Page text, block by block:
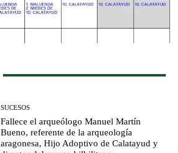
SUCESOS
Fallece el arqueólogo Manuel Martín
Bueno, referente de la arqueología
aragonesa, Hijo Adoptivo de Calatayud y